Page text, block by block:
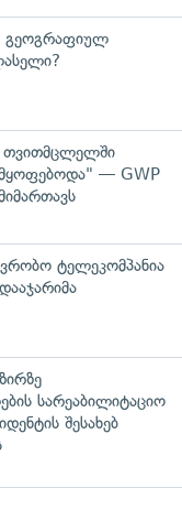
გეოგრაფიულ
თვითმცლელში
— GWP
ტელეკომპანია
სარეაბილიტაციო
შესახებ